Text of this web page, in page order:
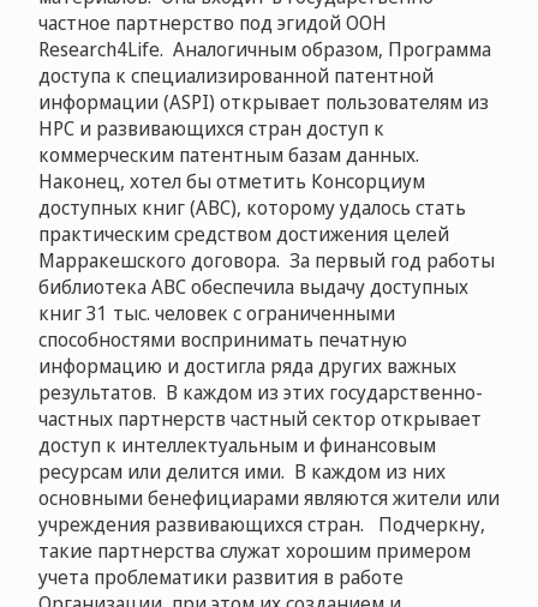
частное партнерство под эгидой ООН
Research4Life. Аналогичным образом, Программа
доступа к специализированной патентной
информации (ASPI) открывает пользователям из
НРС и развивающихся стран доступ к
коммерческим патентным базам данных.
Наконец, хотел бы отметить Консорциум
доступных книг (АВС), которому удалось стать
практическим средством достижения целей
Марракешского договора. За первый год работы
библиотека АВС обеспечила выдачу доступных
книг 31 тыс. человек с ограниченными
способностями воспринимать печатную
информацию и достигла ряда других важных
результатов. В каждом из этих государственно-
частных партнерств частный сектор открывает
доступ к интеллектуальным и финансовым
ресурсам или делится ими. В каждом из них
основными бенефициарами являются жители или
учреждения развивающихся стран. Подчеркну,
такие партнерства служат хорошим примером
учета проблематики развития в работе